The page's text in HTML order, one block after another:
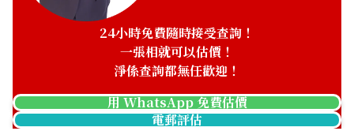
24小時免費隨時接受查詢！
一張相就可以估價！
淨係查詢都無任歡迎！
用 WhatsApp 免費估價
電郵評估